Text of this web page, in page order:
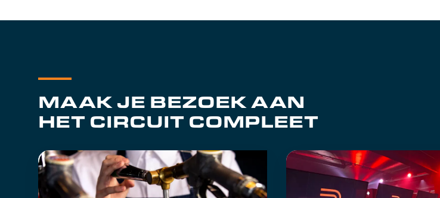
MAAK JE BEZOEK AAN
HET CIRCUIT COMPLEET